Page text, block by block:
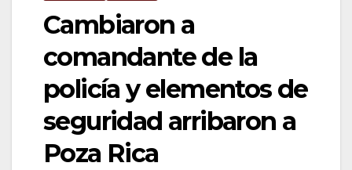
Cambiaron a
comandante de la
policía y elementos de
seguridad arribaron a
Poza Rica